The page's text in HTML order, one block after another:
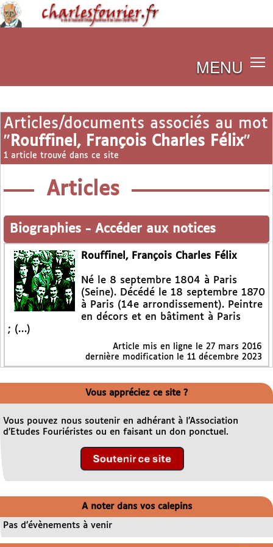
MENU
Articles/documents associés au mot
" Rouffinel, François Charles Félix"
1 article trouvé dans ce site
Articles
Biographies - Accéder aux notices
Rouffinel, François Charles Félix
Né le 8 septembre 1804 à Paris
(Seine). Décédé le 18 septembre 1870
à Paris (14e arrondissement). Peintre
en décors et en bâtiment à Paris
; (…)
Article mis en ligne le 27 mars 2016
dernière modification le 11 décembre 2023
Vous appréciez ce site ?
Vous pouvez nous soutenir en adhérant à l’Association
d’Etudes Fouriéristes ou en faisant un don ponctuel.
A noter dans vos calepins
Pas d’évènements à venir